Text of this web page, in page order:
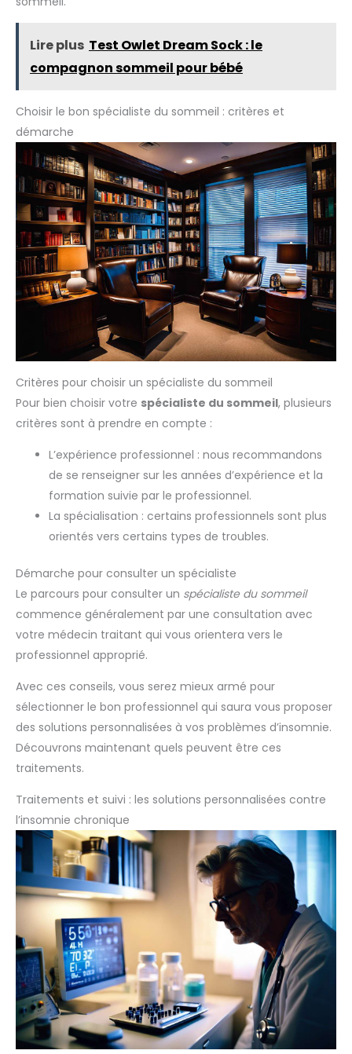
Lire plus Test Owlet Dream Sock : le
compagnon sommeil pour bébé
Choisir le bon spécialiste du sommeil : critères et
démarche
Critères pour choisir un spécialiste du sommeil
Pour bien choisir votre spécialiste du sommeil, plusieurs
critères sont à prendre en compte :
L’expérience professionnel : nous recommandons
de se renseigner sur les années d’expérience et la
formation suivie par le professionnel.
La spécialisation : certains professionnels sont plus
orientés vers certains types de troubles.
Démarche pour consulter un spécialiste
Le parcours pour consulter un spécialiste du sommeil
commence généralement par une consultation avec
votre médecin traitant qui vous orientera vers le
professionnel approprié.
Avec ces conseils, vous serez mieux armé pour
sélectionner le bon professionnel qui saura vous proposer
des solutions personnalisées à vos problèmes d’insomnie.
Découvrons maintenant quels peuvent être ces
traitements.
Traitements et suivi : les solutions personnalisées contre
l’insomnie chronique